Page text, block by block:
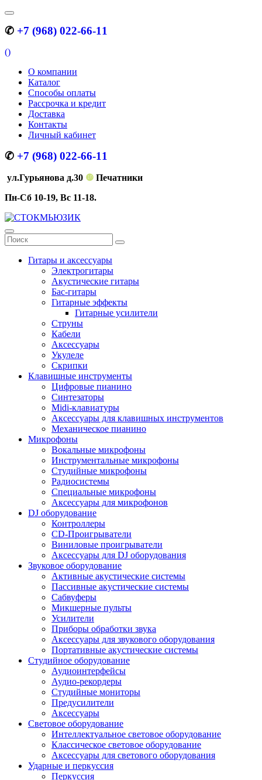
✆ +7 (968) 022-66-11
()
О компании
Каталог
Способы оплаты
Рассрочка и кредит
Доставка
Контакты
Личный кабинет
✆ +7 (968) 022-66-11
ул.Гурьянова д.30 ❿ Печатники
Пн-Сб 10-19, Вс 11-18.
Гитары и аксессуары
Электрогитары
Акустические гитары
Бас-гитары
Гитарные эффекты
Гитарные усилители
Струны
Кабели
Аксессуары
Укулеле
Скрипки
Клавишные инструменты
Цифровые пианино
Синтезаторы
Midi-клавиатуры
Аксессуары для клавишных инструментов
Механическое пианино
Микрофоны
Вокальные микрофоны
Инструментальные микрофоны
Студийные микрофоны
Радиосистемы
Специальные микрофоны
Аксессуары для микрофонов
DJ оборудование
Контроллеры
CD-Проигрыватели
Виниловые проигрыватели
Аксессуары для DJ оборудования
Звуковое оборудование
Активные акустические системы
Пассивные акустические системы
Сабвуферы
Микшерные пульты
Усилители
Приборы обработки звука
Аксессуары для звукового оборудования
Портативные акустические системы
Студийное оборудование
Аудиоинтерфейсы
Аудио-рекордеры
Студийные мониторы
Предусилители
Аксессуары
Световое оборудование
Интеллектуальное световое оборудование
Классическое световое оборудование
Аксессуары для светового оборудования
Ударные и перкуссия
Перкуссия